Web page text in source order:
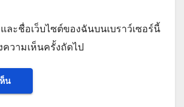
ละชื่อเว็บไซต์ของฉันบนเบราว์เซอร์นี้
วามเห็นครั้งถัดไป